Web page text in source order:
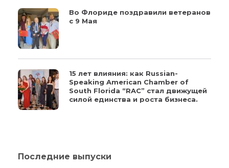
Во Флориде поздравили ветеранов
с 9 Мая
15 лет влияния: как Russian-
Speaking American Chamber of
South Florida “RAC” стал движущей
силой единства и роста бизнеса.
Последние выпуски